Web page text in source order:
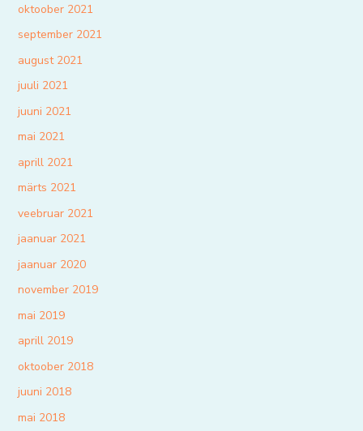
oktoober 2021
september 2021
august 2021
juuli 2021
juuni 2021
mai 2021
aprill 2021
märts 2021
veebruar 2021
jaanuar 2021
jaanuar 2020
november 2019
mai 2019
aprill 2019
oktoober 2018
juuni 2018
mai 2018